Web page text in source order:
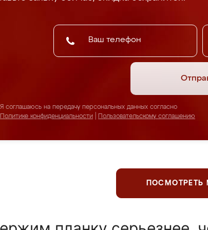
Я соглашаюсь на передачу персональных данных согласно
Политике конфиденциальности
Пользовательскому соглашению
ПОСМОТРЕТЬ